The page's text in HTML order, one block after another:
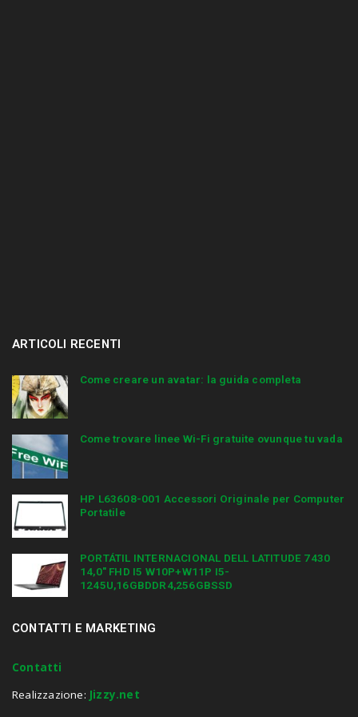
ARTICOLI RECENTI
Come creare un avatar: la guida completa
Come trovare linee Wi-Fi gratuite ovunque tu vada
HP L63608-001 Accessori Originale per Computer
Portatile
PORTÁTIL INTERNACIONAL DELL LATITUDE 7430
14,0″ FHD I5 W10P+W11P I5-
1245U,16GBDDR4,256GBSSD
CONTATTI E MARKETING
Contatti
Realizzazione: Jizzy.net